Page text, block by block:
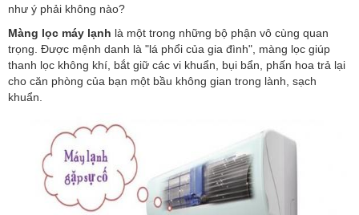
như ý phải không nào?
Màng lọc máy lạnh là một trong những bộ phận vô cùng quan
trọng. Được mệnh danh là "lá phổi của gia đình", màng lọc giúp
thanh lọc không khí, bắt giữ các vi khuẩn, bụi bẩn, phấn hoa trả lại
cho căn phòng của bạn một bầu không gian trong lành, sạch
khuẩn.